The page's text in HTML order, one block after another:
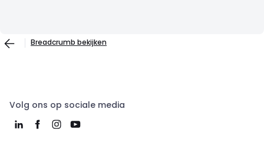
Breadcrumb bekijken
Volg ons op sociale media